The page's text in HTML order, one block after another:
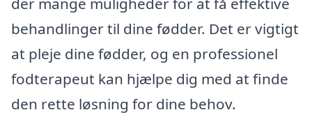
behandlinger til dine fødder. Det er vigtigt
at pleje dine fødder, og en professionel
fodterapeut kan hjælpe dig med at finde
den rette løsning for dine behov.